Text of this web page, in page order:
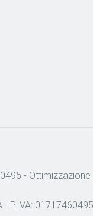
- Ottimizzazione
- P.IVA: